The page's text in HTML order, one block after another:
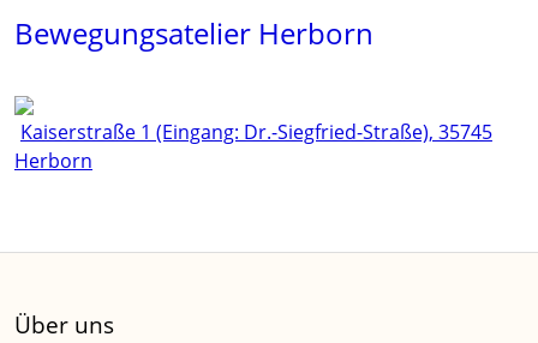
Bewegungsatelier Herborn
Kaiserstraße 1 (Eingang: Dr.-Siegfried-Straße), 35745
Herborn
Über uns